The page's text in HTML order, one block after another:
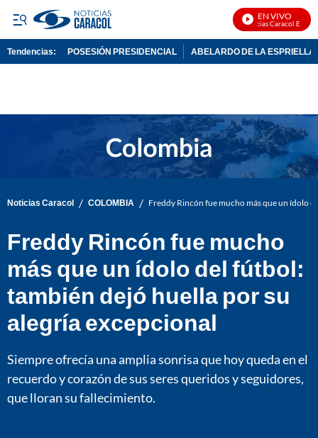
EN VIVO
Noticias Caracol En Vivo
Tendencias: POSESIÓN PRESIDENCIAL ABELARDO DE LA ESPRIELLA
Noticias Caracol / COLOMBIA / Freddy Rincón fue mucho más que un ídolo
Freddy Rincón fue mucho
más que un ídolo del fútbol:
también dejó huella por su
alegría excepcional
Siempre ofrecía una amplia sonrisa que hoy queda en el
recuerdo y corazón de sus seres queridos y seguidores,
que lloran su fallecimiento.